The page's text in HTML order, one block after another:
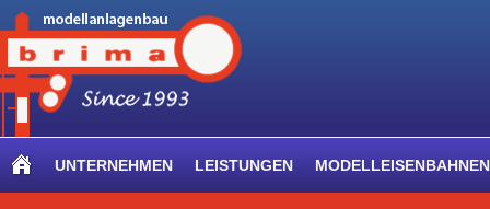
UNTERNEHMEN LEISTUNGEN MODELLEISENBAHNEN